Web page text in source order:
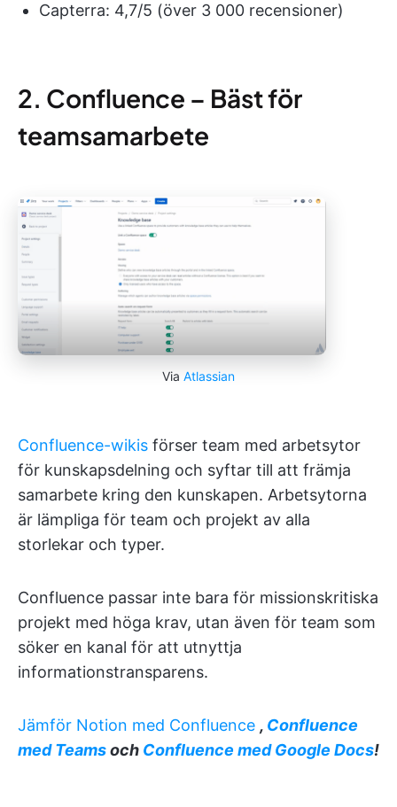
Capterra: 4,7/5 (över 3 000 recensioner)
2. Confluence – Bäst för
teamsamarbete
Via Atlassian
Confluence-wikis förser team med arbetsytor
för kunskapsdelning och syftar till att främja
samarbete kring den kunskapen. Arbetsytorna
är lämpliga för team och projekt av alla
storlekar och typer.
Confluence passar inte bara för missionskritiska
projekt med höga krav, utan även för team som
söker en kanal för att utnyttja
informationstransparens.
Jämför Notion med Confluence , Confluence
med Teamsoch Confluence med Google Docs!